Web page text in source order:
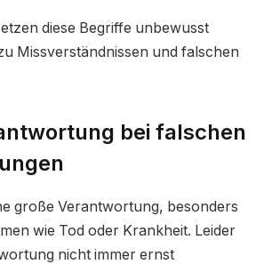
diese Begriffe unbewusst
Missverständnissen und falschen
bei falschen
große Verantwortung, besonders
wie Tod oder Krankheit. Leider
nicht immer ernst